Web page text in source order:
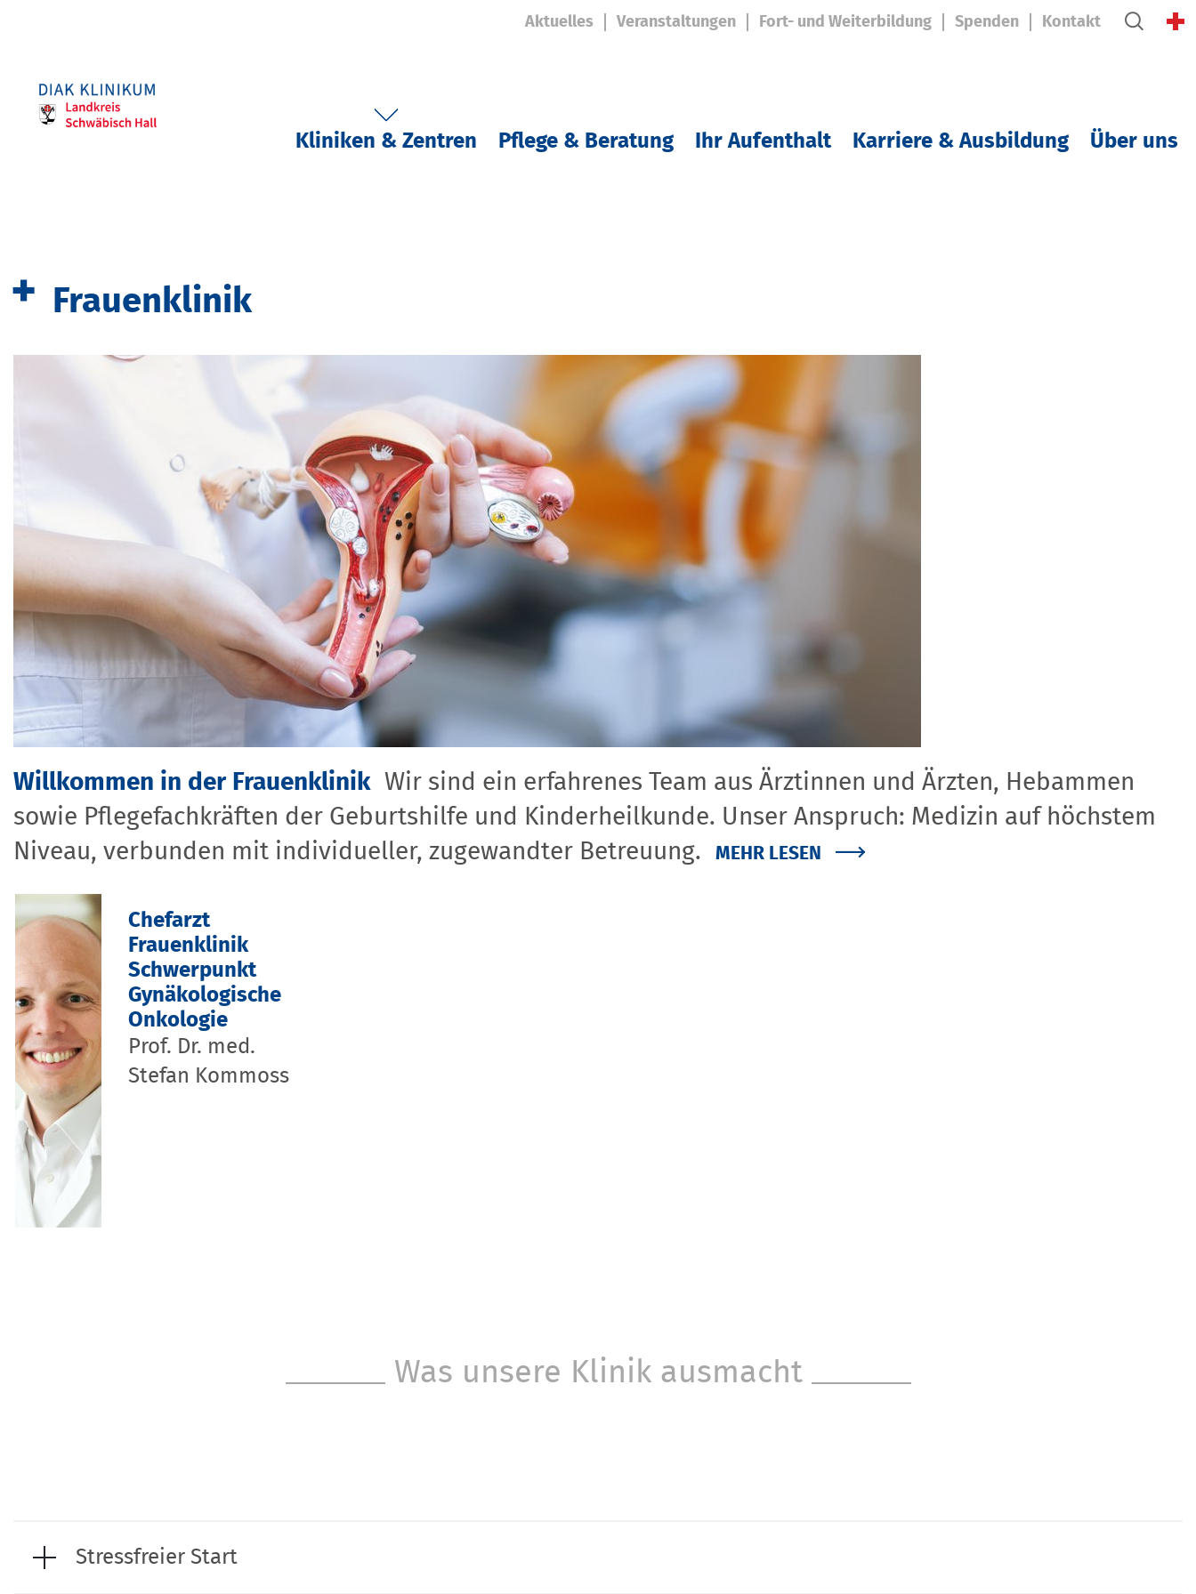
Aktuelles Veranstaltungen Fort- und Weiterbildung Spenden Kontakt
Kliniken & Zentren Pflege & Beratung Ihr Aufenthalt Karriere & Ausbildung Über uns
Frauenklinik
Willkommen in der Frauenklinik
Wir sind ein erfahrenes Team aus Ärztinnen und Ärzten, Hebammen
sowie Pflegefachkräften der Geburtshilfe und Kinderheilkunde. Unser Anspruch: Medizin auf höchstem
Niveau, verbunden mit individueller, zugewandter Betreuung.
MEHR LESEN
Chefarzt
Frauenklinik
Schwerpunkt
Gynäkologische
Onkologie
Prof. Dr. med.
Stefan Kommoss
Was unsere Klinik ausmacht
Stressfreier Start